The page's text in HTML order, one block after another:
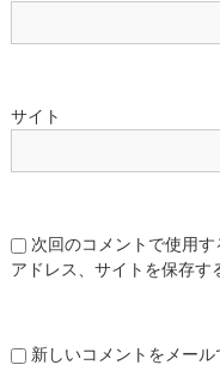
サイト
次回のコメントで使用
アドレス、サイトを保存す
新しいコメントをメール